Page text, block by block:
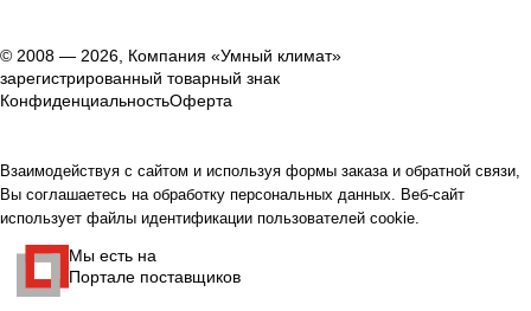
© 2008 — 2026, Компания «Умный климат»
зарегистрированный товарный знак
КонфиденциальностьОферта
Взаимодействуя с сайтом и используя формы заказа и обратной связи,
Вы соглашаетесь на обработку персональных данных. Веб-сайт
использует файлы идентификации пользователей cookie.
Мы есть на
Портале поставщиков